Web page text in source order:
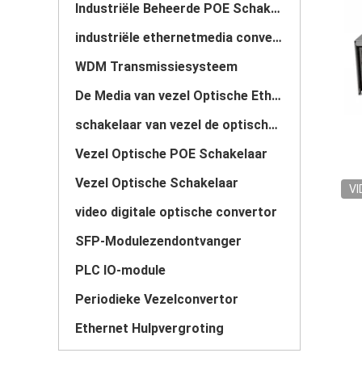
Industriële Beheerde POE Schakelaar
industriële ethernetmedia convertor
WDM Transmissiesysteem
De Media van vezel Optische Ethernet Convertor
schakelaar van vezel de optische ethernet
Vezel Optische POE Schakelaar
Vezel Optische Schakelaar
video digitale optische convertor
SFP-Modulezendontvanger
PLC IO-module
Periodieke Vezelconvertor
Ethernet Hulpvergroting